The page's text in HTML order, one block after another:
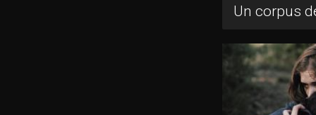
Un corpus